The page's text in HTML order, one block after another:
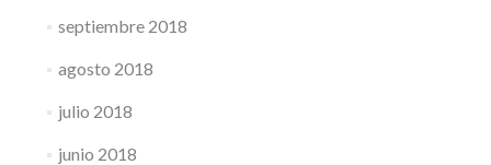
septiembre 2018
agosto 2018
julio 2018
junio 2018